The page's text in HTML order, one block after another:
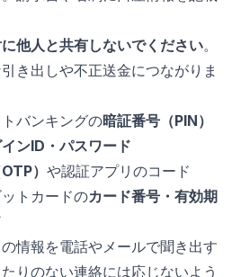
他人と共有しないでください。
き出しや不正送金につながりま
バンキングの暗証番号（PIN）
インID・パスワード
） や認証アプリのコード
トカードのカード番号・有効期
情報を電話やメールで聞き出す
りのない連絡には応じないよう